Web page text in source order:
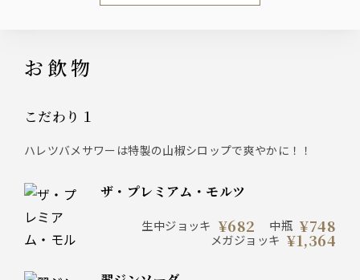
お飲物
こだわり１
ハレツバメサワーは特製の山椒シロップで爽やかに！！
ザ・プレミアム・モルツ
生中ジョッキ ¥682 中瓶 ¥748
メガジョッキ ¥1,364